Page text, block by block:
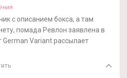
с описанием бокса, а там
помада Ревлон заявлена в
German Variant рассылает